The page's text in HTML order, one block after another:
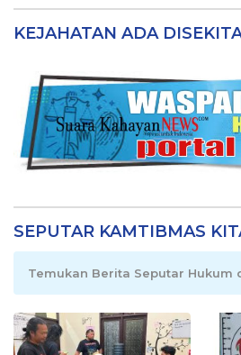
KEJAHATAN ADA
SEPUTAR KAMTIBMAS
Temukan Berita Seputar Hukum